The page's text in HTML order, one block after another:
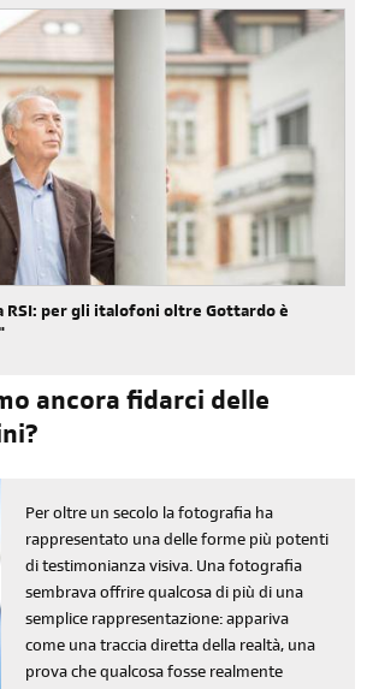
RSI: per gli italofoni oltre Gottardo è
ancora fidarci delle
Per oltre un secolo la fotografia ha
rappresentato una delle forme più potenti
di testimonianza visiva. Una fotografia
sembrava offrire qualcosa di più di una
semplice rappresentazione: appariva
come una traccia diretta della realtà, una
prova che qualcosa fosse realmente